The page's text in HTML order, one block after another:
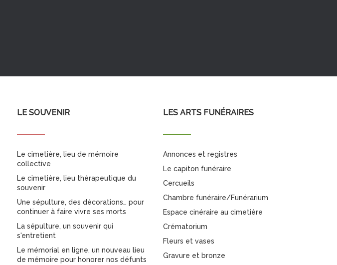
LE SOUVENIR
Le cimetière, lieu de mémoire
collective
Le cimetière, lieu thérapeutique du
souvenir
Une sépulture, des décorations… pour
continuer à faire vivre ses morts
La sépulture, un souvenir qui
s'entretient
Le mémorial en ligne, un nouveau lieu
de mémoire pour honorer nos défunts
LES ARTS FUNÉRAIRES
Annonces et registres
Le capiton funéraire
Cercueils
Chambre funéraire/Funérarium
Espace cinéraire au cimetière
Crématorium
Fleurs et vases
Gravure et bronze